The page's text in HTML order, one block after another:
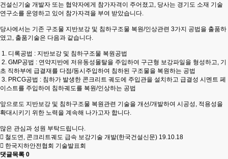
건설신기술 개발자 또는 협약자에게 참가자격이 주어졌고, 당사는 경기도 소재 기술
연구소를 운영하고 있어 참가자격을 부여 받았습니다.
당사에서는 기존 구조물 지반보강 및 침하구조물 복원/인상관련 3가지 공법을 출품하
였고, 출품기술은 다음과 같습니다.
1. 디록공법 : 지반보강 및 침하구조물 복원공법
2. GMP공법 : 연약지반에 저유동성몰탈을 주입하여 구근형 보강파일을 형성하고, 기
초 직하부에 급결재를 다점/동시주입하여 침하된 구조물을 복원하는 공법
3. PRCG공법 : 침하가 발생한 콘크리트 궤도에 주입관을 설치하고 급결성 시멘트 페
이스트를 주입하여 침하궤도를 복원/인상하는 공법
앞으로도 지반보강 및 침하구조물 복원관련 기술을 개선/개발하여 시공성, 적용성을
확대시키기 위한 노력을 계속해 나가고자 합니다.
많은 관심과 성원 부탁드립니다.
철도연, 콘크리트궤도 급속 보강기술 개발(한국건설신문) 19.10.18
한국지하안전협회 기술발표회
댓글목록 0